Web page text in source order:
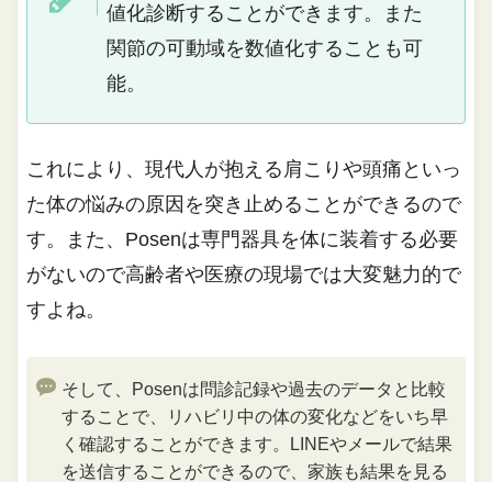
値化診断することができます。また
関節の可動域を数値化することも可
能。
これにより、現代人が抱える肩こりや頭痛といっ
た体の悩みの原因を突き止めることができるので
す。また、Posenは専門器具を体に装着する必要
がないので高齢者や医療の現場では大変魅力的で
すよね。
そして、Posenは問診記録や過去のデータと比較
することで、リハビリ中の体の変化などをいち早
く確認することができます。LINEやメールで結果
を送信することができるので、家族も結果を見る